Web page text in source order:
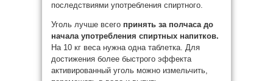
последствиями употребления спиртного.
Уголь лучше всего принять за полчаса до
начала употребления спиртных напитков.
На 10 кг веса нужна одна таблетка. Для
достижения более быстрого эффекта
активированный уголь можно измельчить,